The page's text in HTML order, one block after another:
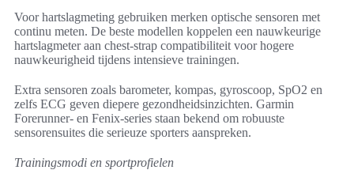
Voor hartslagmeting gebruiken merken optische sensoren met
continu meten. De beste modellen koppelen een nauwkeurige
hartslagmeter aan chest-strap compatibiliteit voor hogere
nauwkeurigheid tijdens intensieve trainingen.
Extra sensoren zoals barometer, kompas, gyroscoop, SpO2 en
zelfs ECG geven diepere gezondheidsinzichten. Garmin
Forerunner- en Fenix-series staan bekend om robuuste
sensorensuites die serieuze sporters aanspreken.
Trainingsmodi en sportprofielen